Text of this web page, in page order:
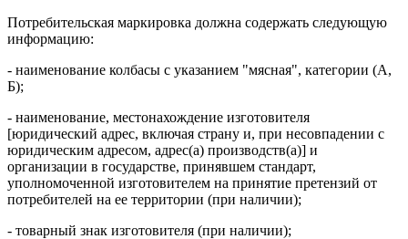
Потребительская маркировка должна содержать следующую
информацию:
- наименование колбасы с указанием "мясная", категории (А,
Б);
- наименование, местонахождение изготовителя
[юридический адрес, включая страну и, при несовпадении с
юридическим адресом, адрес(а) производств(а)] и
организации в государстве, принявшем стандарт,
уполномоченной изготовителем на принятие претензий от
потребителей на ее территории (при наличии);
- товарный знак изготовителя (при наличии);